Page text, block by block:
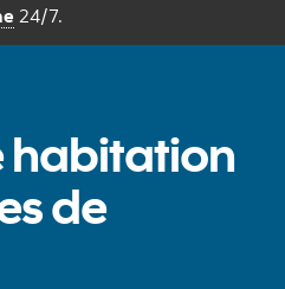
24/7.
habitation
de